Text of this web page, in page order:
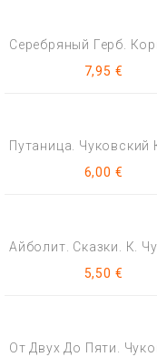
7,95 €
6,00 €
5,50 €